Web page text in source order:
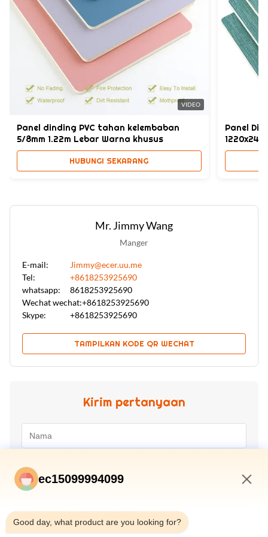
Shape:
persegi
Fashion, Morden
High Light:
panel dinding PVC kain tahan air
Panel dinding PVC Bambu Batubara 8mm
VIDEO
Panel dinding PVC tahan kelembaban
5/8mm 1.22m Lebar Warna khusus
HUBUNGI SEKARANG
Panel
Mr. Jimmy Wang
Manger
E-mail:
Jimmy@ecer.uu.me
Tel:
+8618253925690
whatsapp:
8618253925690
Wechat wechat:+8618253925690
Skype:
+8618253925690
TAMPILKAN KODE QR WECHAT
Kirim pertanyaan
ec15099994099
Good day, what product are you looking for?